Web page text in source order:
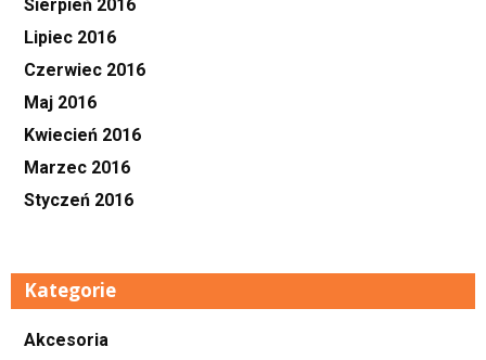
Sierpień 2016
Lipiec 2016
Czerwiec 2016
Maj 2016
Kwiecień 2016
Marzec 2016
Styczeń 2016
Kategorie
Akcesoria